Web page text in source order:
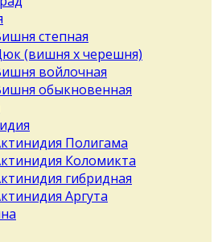
степная
(вишня х черешня)
войлочная
обыкновенная
Полигама
Коломикта
гибридная
Аргута